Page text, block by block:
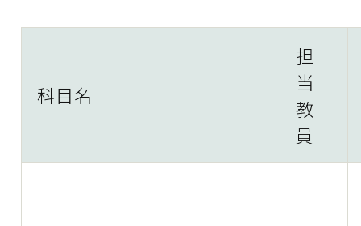
科目名
担
当
教
員